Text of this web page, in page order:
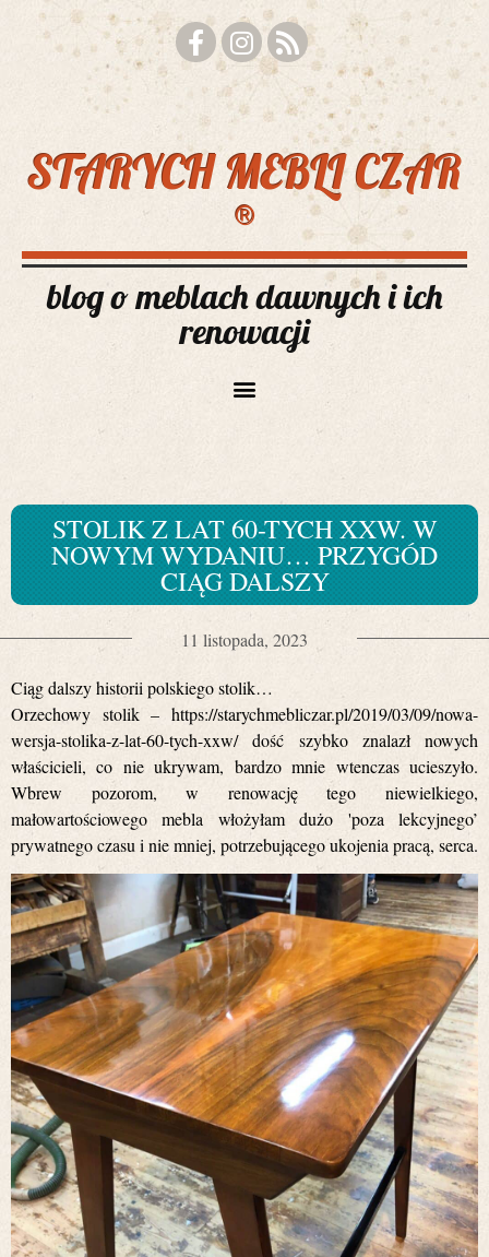
STARYCH MEBLI CZAR
®
blog o meblach dawnych i ich
renowacji
STOLIK Z LAT 60-TYCH XXW. W
NOWYM WYDANIU… PRZYGÓD
CIĄG DALSZY
11 listopada, 2023
Ciąg dalszy historii polskiego stolik…
Orzechowy stolik – https://starychmebliczar.pl/2019/03/09/nowa-
wersja-stolika-z-lat-60-tych-xxw/dość szybko znalazł nowych
właścicieli, co nie ukrywam, bardzo mnie wtenczas ucieszyło.
Wbrew pozorom, w renowację tego niewielkiego,
małowartościowego mebla włożyłam dużo 'poza lekcyjnego’
prywatnego czasu i nie mniej, potrzebującego ukojenia pracą, serca.